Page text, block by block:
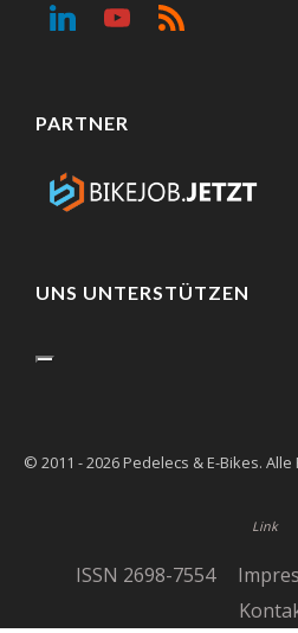
PARTNER
UNS UNTERSTÜTZEN
© 2011 - 2026 Pedelecs & E-Bikes.
Link
ISSN 2698-7554